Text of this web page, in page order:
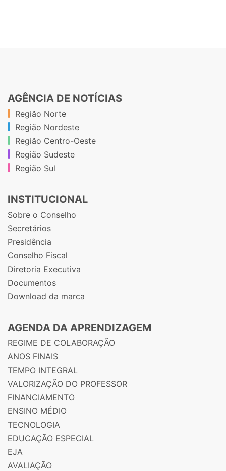
AGÊNCIA DE NOTÍCIAS
Região Norte
Região Nordeste
Região Centro-Oeste
Região Sudeste
Região Sul
INSTITUCIONAL
Sobre o Conselho
Secretários
Presidência
Conselho Fiscal
Diretoria Executiva
Documentos
Download da marca
AGENDA DA APRENDIZAGEM
REGIME DE COLABORAÇÃO
ANOS FINAIS
TEMPO INTEGRAL
VALORIZAÇÃO DO PROFESSOR
FINANCIAMENTO
ENSINO MÉDIO
TECNOLOGIA
EDUCAÇÃO ESPECIAL
EJA
AVALIAÇÃO